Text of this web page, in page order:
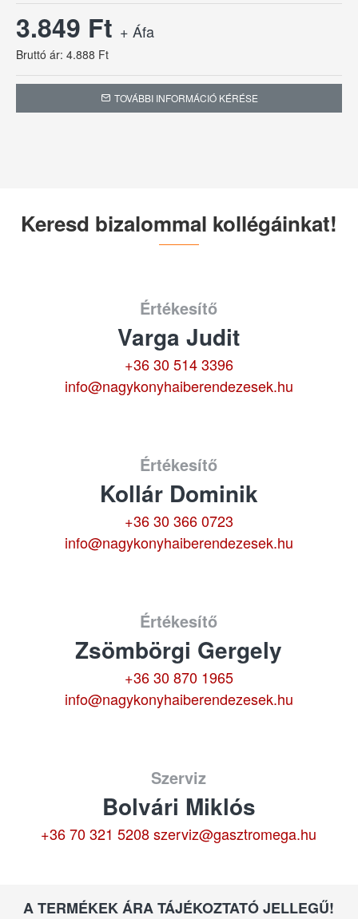
3.849 Ft + Áfa
Bruttó ár: 4.888 Ft
TOVÁBBI INFORMÁCIÓ KÉRÉSE
Keresd bizalommal kollégáinkat!
Értékesítő
Varga Judit
+36 30 514 3396
info@nagykonyhaiberendezesek.hu
Értékesítő
Kollár Dominik
+36 30 366 0723
info@nagykonyhaiberendezesek.hu
Értékesítő
Zsömbörgi Gergely
+36 30 870 1965
info@nagykonyhaiberendezesek.hu
Szerviz
Bolvári Miklós
+36 70 321 5208 szerviz@gasztromega.hu
A TERMÉKEK ÁRA TÁJÉKOZTATÓ JELLEGŰ!